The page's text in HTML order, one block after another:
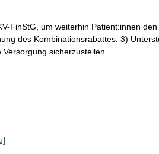
FinStG, um weiterhin Patient:innen
des Kombinationsrabattes. 3)
sicherzustellen.